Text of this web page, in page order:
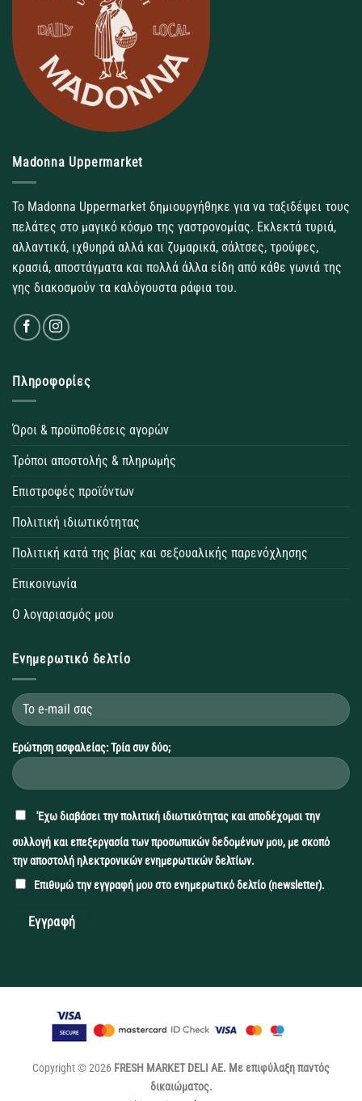
Madonna Uppermarket
Το Madonna Uppermarket δημιουργήθηκε για να ταξιδέψει τους
πελάτες στο μαγικό κόσμο της γαστρονομίας. Εκλεκτά τυριά,
αλλαντικά, ιχθυηρά αλλά και ζυμαρικά, σάλτσες, τρούφες,
κρασιά, αποστάγματα και πολλά άλλα είδη από κάθε γωνιά της
γης διακοσμούν τα καλόγουστα ράφια του.
Πληροφορίες
Όροι & προϋποθέσεις αγορών
Τρόποι αποστολής & πληρωμής
Επιστροφές προϊόντων
Πολιτική ιδιωτικότητας
Πολιτική κατά της βίας και σεξουαλικής παρενόχλησης
Επικοινωνία
Ο λογαριασμός μου
Ενημερωτικό δελτίο
Ερώτηση ασφαλείας: Τρία συν δύο;
'Εχω διαβάσει τηνπολιτική ιδιωτικότητας και αποδέχομαι την
συλλογή και επεξεργασία των προσωπικών δεδομένων μου, με σκοπό
την αποστολή ηλεκτρονικών ενημερωτικών δελτίων.
Επιθυμώ την εγγραφή μου στο ενημερωτικό δελτίο (newsletter).
Copyright © 2026 FRESH MARKET DELI ΑΕ. Με επιφύλαξη παντός
δικαιώματος.